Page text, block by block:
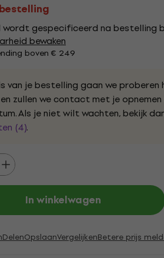
gespecificeerd na bestelling
bewaken
boven € 249
van je bestelling gaan we
zullen we contact met je
Als je niet wilt wachten, bekijk
(4).
In winkelwagen
DelenOpslaanVergelijkenBetere prijs